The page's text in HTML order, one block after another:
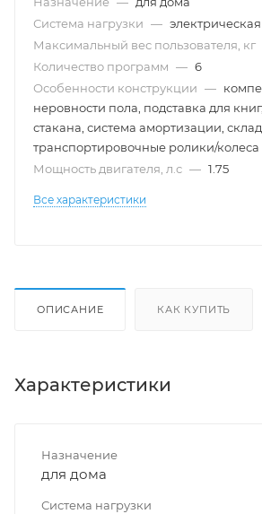
Система нагрузки — электрическая
Максимальный вес пользователя, кг
Количество программ — 6
Особенности конструкции —
неровности пола, подставка для
стакана, система амортизации,
транспортировочные ролики/колеса
Мощность двигателя, л.с — 1.75
Все характеристики
ОПИСАНИЕ КАК КУПИТЬ
Характеристики
Назначение
для дома
Система нагрузки